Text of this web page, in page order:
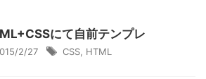
にて自前テンプレ
2/27 CSS HTML